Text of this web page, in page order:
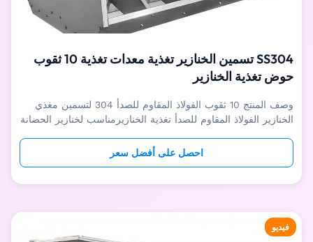
SS304 تسمين الخنازير تغذية معدات تغذية 10 ثقوب
حوض تغذية الخنازير
وصف المنتج 10 ثقوب الفولاذ المقاوم للصدأ 304 لتسمين مغذي
الخنازير الفولاذ المقاوم للصدأ تغذية الخنازيرمناسب لخنازير الحضانة
متعددة في نفس الوقت دون قتال الخنازير.يمكن للمنظم المدمج
الدقيق ضبط سرعة التغذية وفقًا لمتطلبات الخنازير لضمان أن تكو...
احصل على أفضل سعر
فيديو